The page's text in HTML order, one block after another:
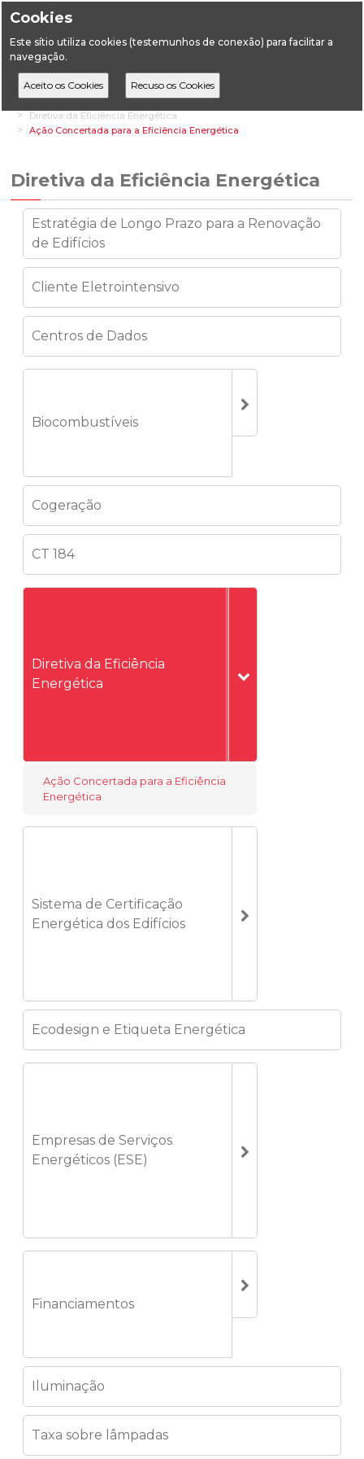
Cookies
Este sítio utiliza cookies (testemunhos de conexão) para facilitar a
navegação.
HomeÁreas Setoriais Energia
Eficiência Energética
Diretiva da Eficiência Energética
Ação Concertada para a Eficiência Energética
Diretiva da Eficiência Energética
Estratégia de Longo Prazo para a Renovação
de Edifícios
Cliente Eletrointensivo
Centros de Dados
Biocombustíveis
Cogeração
CT 184
Diretiva da Eficiência
Energética
Ação Concertada para a Eficiência
Energética
Sistema de Certificação
Energética dos Edifícios
Ecodesign e Etiqueta Energética
Empresas de Serviços
Energéticos (ESE)
Financiamentos
Iluminação
Taxa sobre lâmpadas